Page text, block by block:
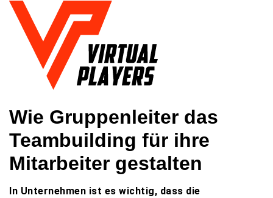
Virtual Players
Wie Gruppenleiter das
Teambuilding für ihre
Mitarbeiter gestalten
In Unternehmen ist es wichtig, dass die